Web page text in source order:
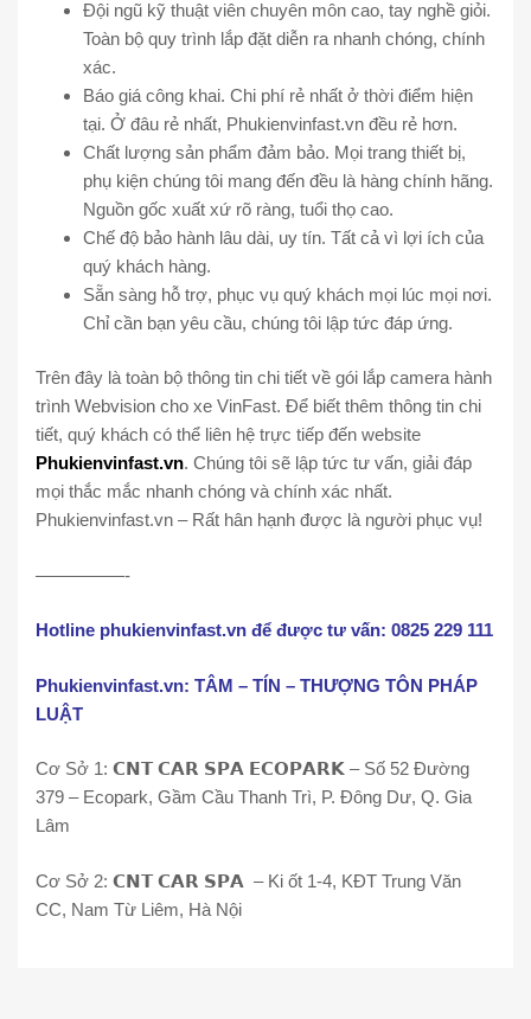
Đội ngũ kỹ thuật viên chuyên môn cao, tay nghề giỏi.
Toàn bộ quy trình lắp đặt diễn ra nhanh chóng, chính
xác.
Báo giá công khai. Chi phí rẻ nhất ở thời điểm hiện
tại. Ở đâu rẻ nhất, Phukienvinfast.vn đều rẻ hơn.
Chất lượng sản phẩm đảm bảo. Mọi trang thiết bị,
phụ kiện chúng tôi mang đến đều là hàng chính hãng.
Nguồn gốc xuất xứ rõ ràng, tuổi thọ cao.
Chế độ bảo hành lâu dài, uy tín. Tất cả vì lợi ích của
quý khách hàng.
Sẵn sàng hỗ trợ, phục vụ quý khách mọi lúc mọi nơi.
Chỉ cần bạn yêu cầu, chúng tôi lập tức đáp ứng.
Trên đây là toàn bộ thông tin chi tiết về gói lắp camera hành
trình Webvision cho xe VinFast. Để biết thêm thông tin chi
tiết, quý khách có thể liên hệ trực tiếp đến website
Phukienvinfast.vn. Chúng tôi sẽ lập tức tư vấn, giải đáp
mọi thắc mắc nhanh chóng và chính xác nhất.
Phukienvinfast.vn – Rất hân hạnh được là người phục vụ!
—————-
Hotline phukienvinfast.vn để được tư vấn: 0825 229 111
Phukienvinfast.vn: TÂM – TÍN – THƯỢNG TÔN PHÁP
LUẬT
Cơ Sở 1: 𝗖𝗡𝗧 𝗖𝗔𝗥 𝗦𝗣𝗔 𝗘𝗖𝗢𝗣𝗔𝗥𝗞 – Số 52 Đường
379 – Ecopark, Gầm Cầu Thanh Trì, P. Đông Dư, Q. Gia
Lâm
Cơ Sở 2: 𝗖𝗡𝗧 𝗖𝗔𝗥 𝗦𝗣𝗔 – Ki ốt 1-4, KĐT Trung Văn
CC, Nam Từ Liêm, Hà Nội